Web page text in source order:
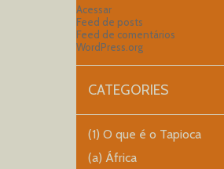
Acessar
Feed de posts
Feed de comentários
WordPress.org
CATEGORIES
(1) O que é o Tapioca
(a) África